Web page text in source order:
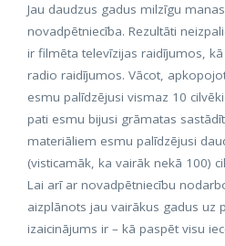
Jau daudzus gadus milzīgu
novadpētniecība. Rezultāti
ir filmēta televīzijas raidījumos,
radio raidījumos. Vācot,
esmu palīdzējusi vismaz 10
pati esmu bijusi grāmatas
materiāliem esmu palīdzējusi
(visticamāk, ka vairāk nekā 100)
Lai arī ar novadpētniecību
aizplānots jau vairākus gadus uz
izaicinājums ir – kā paspēt visu